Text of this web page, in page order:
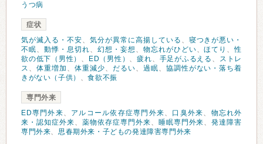
うつ病
症状
気が滅入る・不安、 気分が異常に高揚している 、 寝つきが悪い・
不眠、 動悸・息切れ、 幻想・妄想 、 物忘れがひどい、ほてり 、性
欲の低下（男性） 、 ED（男性） 、疲れ、 手足がふるえる 、 ストレ
ス 、 体重増加 、 体重減少、 だるい、 過眠、 協調性がない・落ち着
きがない（子供） 、食欲不振
専門外来
ED専門外来、 アルコール依存症専門外来、 口臭外来、 物忘れ外
来・認知症外来、 薬物依存症専門外来、 睡眠専門外来、発達障害
専門外来、思春期外来・子どもの発達障害専門外来